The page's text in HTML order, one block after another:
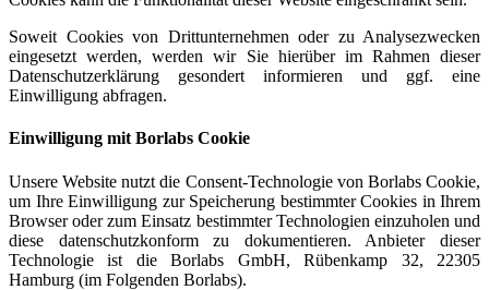
Soweit Cookies von Drittunternehmen oder zu Analysezwecken
eingesetzt werden, werden wir Sie hierüber im Rahmen dieser
Datenschutzerklärung gesondert informieren und ggf. eine
Einwilligung abfragen.
Einwilligung mit Borlabs Cookie
Unsere Website nutzt die Consent-Technologie von Borlabs Cookie,
um Ihre Einwilligung zur Speicherung bestimmter Cookies in Ihrem
Browser oder zum Einsatz bestimmter Technologien einzuholen und
diese datenschutzkonform zu dokumentieren. Anbieter dieser
Technologie ist die Borlabs GmbH, Rübenkamp 32, 22305
Hamburg (im Folgenden Borlabs).